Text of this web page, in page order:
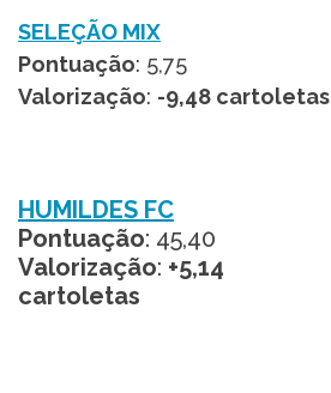
SELEÇÃO MIX
Pontuação: 5,75
Valorização: -9,48 cartoletas
HUMILDES FC
Pontuação: 45,40
Valorização: +5,14
cartoletas